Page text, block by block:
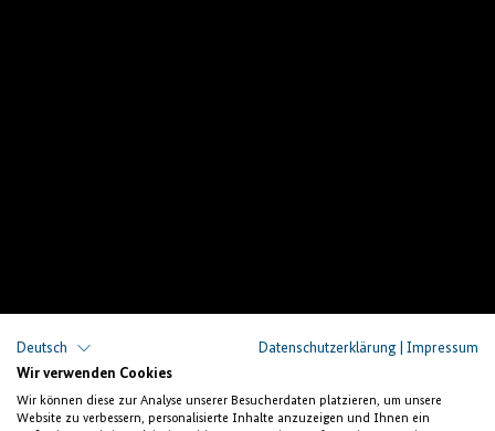
Deutsch Datenschutzerklärung
Impressum
Wir verwenden Cookies
Wir können diese zur Analyse unserer Besucherdaten platzieren, um unsere
Website zu verbessern, personalisierte Inhalte anzuzeigen und Ihnen ein